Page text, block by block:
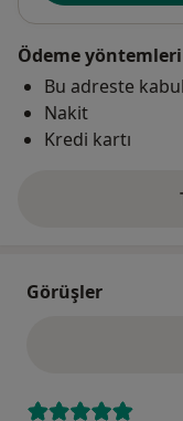
Ödeme yöntemleri
Bu adreste
Nakit
Kredi kartı
Görüşler